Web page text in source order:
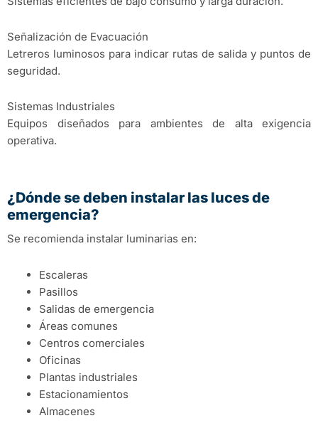
Señalización de Evacuación
Letreros luminosos para indicar rutas de salida y puntos de
seguridad.
Sistemas Industriales
Equipos diseñados para ambientes de alta exigencia
operativa.
¿Dónde se deben instalar las luces de
emergencia?
Se recomienda instalar luminarias en:
Escaleras
Pasillos
Salidas de emergencia
Áreas comunes
Centros comerciales
Oficinas
Plantas industriales
Estacionamientos
Almacenes